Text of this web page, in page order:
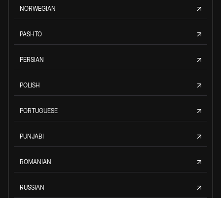
NORWEGIAN
PASHTO
PERSIAN
POLISH
PORTUGUESE
PUNJABI
ROMANIAN
RUSSIAN